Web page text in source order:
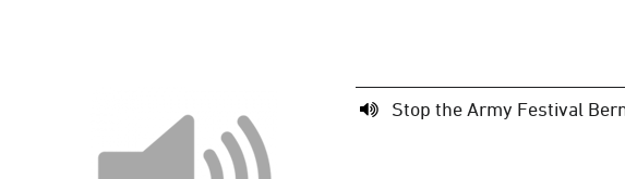
Stop the Army Festival